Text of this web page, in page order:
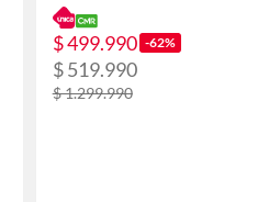
$ 499.990 -62%
$ 519.990
$ 1.299.990